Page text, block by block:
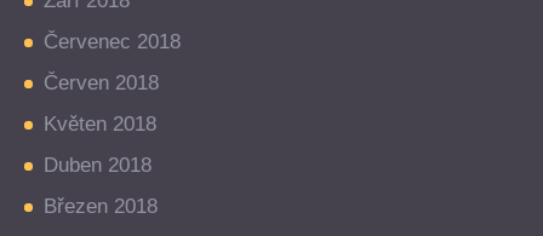
Červenec 2018
Červen 2018
Květen 2018
Duben 2018
Březen 2018